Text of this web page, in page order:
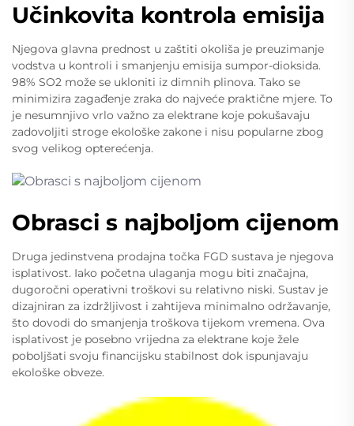
Učinkovita kontrola emisija
Njegova glavna prednost u zaštiti okoliša je preuzimanje
vodstva u kontroli i smanjenju emisija sumpor-dioksida.
98% SO2 može se ukloniti iz dimnih plinova. Tako se
minimizira zagađenje zraka do najveće praktične mjere. To
je nesumnjivo vrlo važno za elektrane koje pokušavaju
zadovoljiti stroge ekološke zakone i nisu popularne zbog
svog velikog opterećenja.
Obrasci s najboljom cijenom
Druga jedinstvena prodajna točka FGD sustava je njegova
isplativost. Iako početna ulaganja mogu biti značajna,
dugoročni operativni troškovi su relativno niski. Sustav je
dizajniran za izdržljivost i zahtijeva minimalno održavanje,
što dovodi do smanjenja troškova tijekom vremena. Ova
isplativost je posebno vrijedna za elektrane koje žele
poboljšati svoju financijsku stabilnost dok ispunjavaju
ekološke obveze.